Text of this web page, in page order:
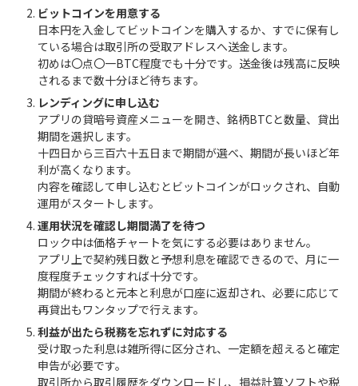
ビットコインを用意する
日本円を入金してビットコインを購入するか、すでに保有し
ている場合は取引所の受取アドレスへ送金します。
初めは〇点〇一BTC程度でも十分です。送金後は残高に反映
されるまで数十分ほど待ちます。
レンディングに申し込む
アプリの貸暗号資産メニューを開き、銘柄BTCと数量、貸出
期間を選択します。
十四日から三百六十五日まで期間が選べ、期間が長いほど年
利が高くなります。
内容を確認して申し込むとビットコインがロックされ、自動
運用がスタートします。
運用状況を確認し期間満了を待つ
ロック中は価格チャートを気にする必要はありません。
アプリ上で契約残日数と予想利息を確認できるので、月に一
度程度チェックすれば十分です。
期間が終わると元本と利息が口座に返却され、必要に応じて
再貸出もワンタップで行えます。
利益が出たら税務を忘れずに対応する
受け取った利息は雑所得に区分され、一定額を超えると確定
申告が必要です。
取引所から取引履歴をダウンロードし、損益計算ソフトや税